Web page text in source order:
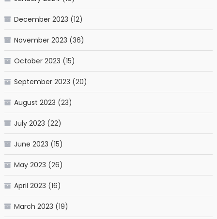
December 2023 (12)
November 2023 (36)
October 2023 (15)
September 2023 (20)
August 2023 (23)
July 2023 (22)
June 2023 (15)
May 2023 (26)
April 2023 (16)
March 2023 (19)